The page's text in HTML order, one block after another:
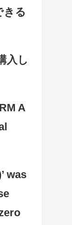
きる
入し
A
was